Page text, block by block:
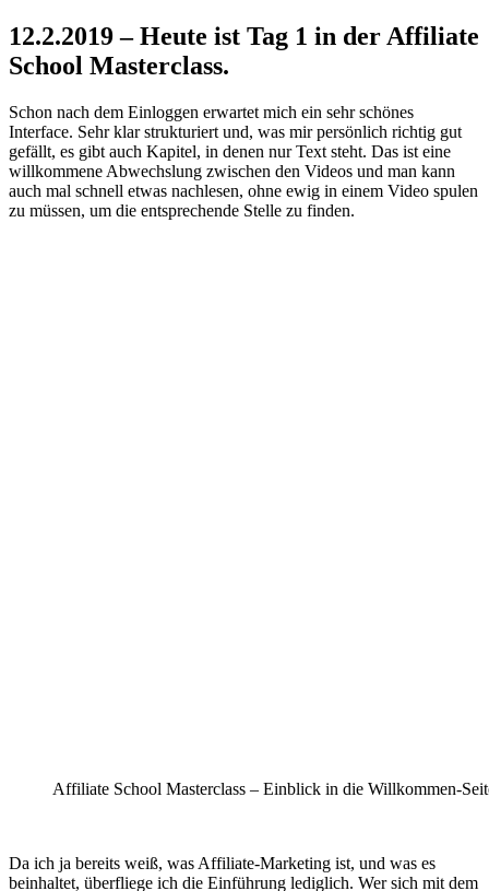
12.2.2019 – Heute ist Tag 1 in der Affiliate
School Masterclass.
Schon nach dem Einloggen erwartet mich ein sehr schönes
Interface. Sehr klar strukturiert und, was mir persönlich richtig gut
gefällt, es gibt auch Kapitel, in denen nur Text steht. Das ist eine
willkommene Abwechslung zwischen den Videos und man kann
auch mal schnell etwas nachlesen, ohne ewig in einem Video spulen
zu müssen, um die entsprechende Stelle zu finden.
Affiliate School Masterclass – Einblick in die Willkommen-
Da ich ja bereits weiß, was Affiliate-Marketing ist, und was es
beinhaltet, überfliege ich die Einführung lediglich. Wer sich mit dem